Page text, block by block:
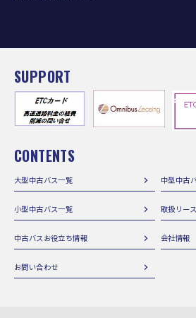
SUPPORT
CONTENTS
大型中古バス一覧 中型中古
小型中古バス一覧 取扱リー
中古バスお役立ち情報 会社情報
お問い合わせ